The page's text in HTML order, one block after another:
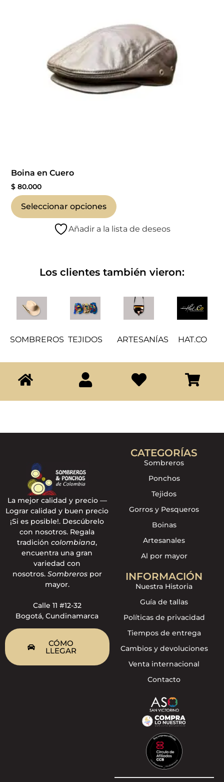
Boina en Cuero
$ 80.000
Seleccionar opciones
Añadir a la lista de deseos
Los clientes también vieron:
SOMBREROS TEJIDOS ARTESANÍAS HAT.CO
La mejor calidad y precio —
Lograr calidad y buen precio
¡Si es posible!. Descúbrelo
con nosotros. Regala
tradicióncolombiana,
encuentra una gran
variedad con
nosotros. Sombrerospor
mayor.
Calle 11 #12-32
Bogotá, Cundinamarca
CÓMO
LLEGAR
CATEGORÍAS
Sombreros
Ponchos
Tejidos
Gorros y Pesqueros
Boinas
Artesanales
Al por mayor
INFORMACIÓN
Nuestra Historia
Guía de tallas
Políticas de privacidad
Tiempos de entrega
Cambios y devoluciones
Venta internacional
Contacto